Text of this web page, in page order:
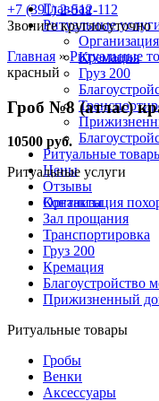
Главная
Ритуальные
Кремация
Груз 200
Ритуальные
Цены
Отзывы
Контакты
+7 (391) 2-512-112
Звоните круглосуточно
Главная »Ритуальные
красный
Гроб №8 (атлас)
10500 руб.
Ритуальные услуги
Организация
Зал прощания
Транспортировка
Груз 200
Кремация
Благоустройство
Прижизненный
Ритуальные товары
Гробы
Венки
Аксессуары